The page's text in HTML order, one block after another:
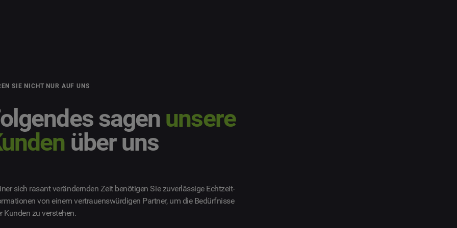
SIE NICHT NUR AUF UNS
sagen unsere
über uns
sich rasant verändernden Zeit benötigen Sie zuverlässige Echtzeit-
von einem vertrauenswürdigen Partner, um die Bedürfnisse
Kunden zu verstehen.